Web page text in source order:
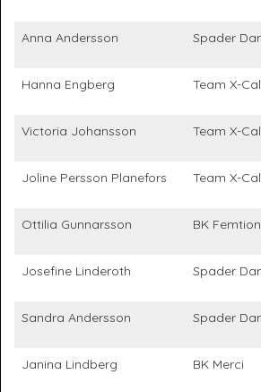
Anna Andersson Spader
Hanna Engberg Team X-
Victoria Johansson Team X-
Joline Persson Planefors Team X-
Ottilia Gunnarsson BK
Josefine Linderoth Spader
Sandra Andersson Spader
Janina Lindberg BK Merci